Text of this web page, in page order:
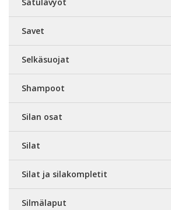
Savet
Selkäsuojat
Shampoot
Silan osat
Silat
Silat ja silakompletit
Silmälaput